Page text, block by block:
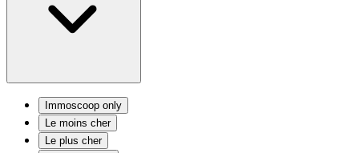
Immoscoop only
Le moins cher
Le plus cher